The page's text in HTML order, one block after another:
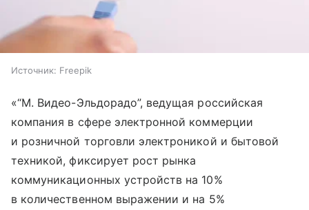
Источник: Freepik
«“М. Видео-Эльдорадо”, ведущая российская
компания в сфере электронной коммерции
и розничной торговли электроникой и бытовой
техникой, фиксирует рост рынка
коммуникационных устройств на 10%
в количественном выражении и на 5%